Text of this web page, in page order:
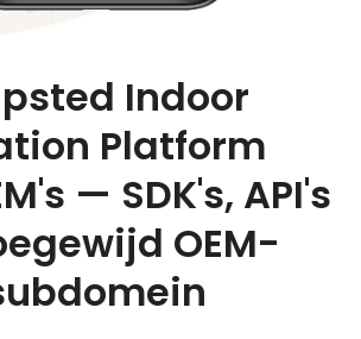
Indoor
Platform
— SDK's, API's
OEM-